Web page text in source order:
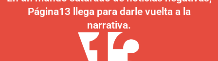
Página13 llega para darle vuelta a la
narrativa.